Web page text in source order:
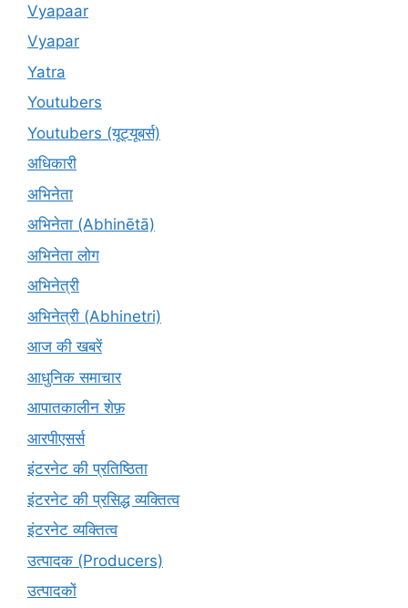
Vyapaar
Vyapar
Yatra
Youtubers
Youtubers (यूट्यूबर्स)
अधिकारी
अभिनेता
अभिनेता (Abhinētā)
अभिनेता लोग
अभिनेत्री
अभिनेत्री (Abhinetri)
आज की खबरें
आधुनिक समाचार
आपातकालीन शेफ़
आरपीएसर्स
इंटरनेट की प्रतिष्ठिता
इंटरनेट की प्रसिद्ध व्यक्तित्व
इंटरनेट व्यक्तित्व
उत्पादक (Producers)
उत्पादकों